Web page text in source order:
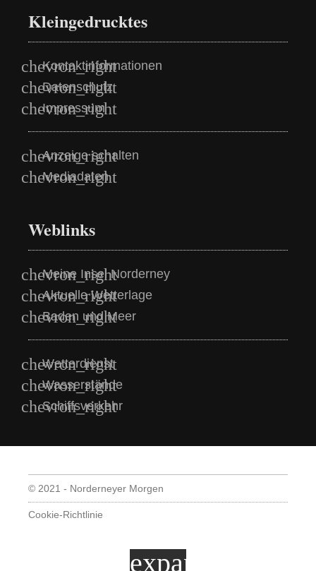
Kleingedrucktes
Kontaktinformationen
Datenschutz
Impressum
Anzeige schalten
Mediadaten
Weblinks
Meine Insel Norderney
Aktuelle Wetterlage
Baden und Meer
Wetterdienst
Wasserstände
Schiffsverkehr
© 2021 - Norderneyer Morgen
Cookie-Richtlinie